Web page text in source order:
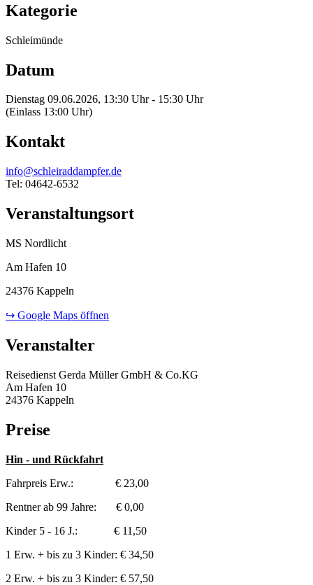
Kategorie
Schleimünde
Datum
Dienstag 09.06.2026, 13:30 Uhr - 15:30 Uhr
(Einlass 13:00 Uhr)
Kontakt
info@schleiraddampfer.de
Tel: 04642-6532
Veranstaltungsort
MS Nordlicht
Am Hafen 10
24376 Kappeln
↪ Google Maps öffnen
Veranstalter
Reisedienst Gerda Müller GmbH & Co.KG
Am Hafen 10
24376 Kappeln
Preise
Hin - und Rückfahrt
Fahrpreis Erw.: € 23,00
Rentner ab 99 Jahre: € 0,00
Kinder 5 - 16 J.: € 11,50
1 Erw. + bis zu 3 Kinder: € 34,50
2 Erw. + bis zu 3 Kinder: € 57,50